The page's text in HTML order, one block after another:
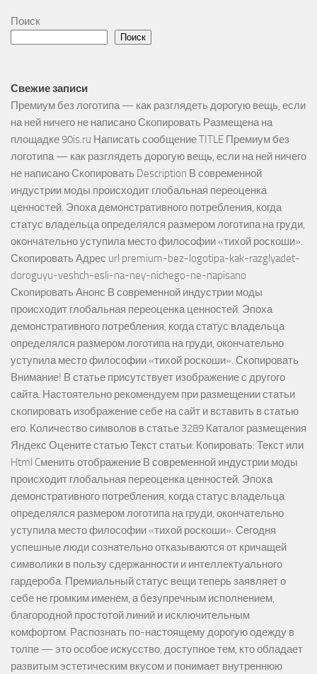
Поиск
Поиск
Свежие записи
Премиум без логотипа — как разглядеть дорогую вещь, если
на ней ничего не написано Скопировать Размещена на
площадке 90is.ru Написать сообщение TITLE Премиум без
логотипа — как разглядеть дорогую вещь, если на ней ничего
не написано Скопировать Description В современной
индустрии моды происходит глобальная переоценка
ценностей. Эпоха демонстративного потребления, когда
статус владельца определялся размером логотипа на груди,
окончательно уступила место философии «тихой роскоши».
Скопировать Адрес url premium-bez-logotipa-kak-razglyadet-
doroguyu-veshch-esli-na-ney-nichego-ne-napisano
Скопировать Анонс В современной индустрии моды
происходит глобальная переоценка ценностей. Эпоха
демонстративного потребления, когда статус владельца
определялся размером логотипа на груди, окончательно
уступила место философии «тихой роскоши». Скопировать
Внимание! В статье присутствует изображение с другого
сайта. Настоятельно рекомендуем при размещении статьи
скопировать изображение себе на сайт и вставить в статью
его. Количество символов в статье 3289 Каталог размещения
Яндекс Оцените статью Текст статьи: Копировать: Текст или
Html Cменить отображение В современной индустрии моды
происходит глобальная переоценка ценностей. Эпоха
демонстративного потребления, когда статус владельца
определялся размером логотипа на груди, окончательно
уступила место философии «тихой роскоши». Сегодня
успешные люди сознательно отказываются от кричащей
символики в пользу сдержанности и интеллектуального
гардероба. Премиальный статус вещи теперь заявляет о
себе не громким именем, а безупречным исполнением,
благородной простотой линий и исключительным
комфортом. Распознать по-настоящему дорогую одежду в
толпе — это особое искусство, доступное тем, кто обладает
развитым эстетическим вкусом и понимает внутреннюю